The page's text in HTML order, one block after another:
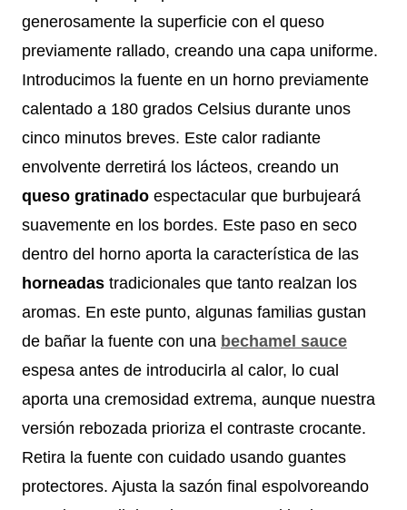
generosamente la superficie con el queso
previamente rallado, creando una capa uniforme.
Introducimos la fuente en un horno previamente
calentado a 180 grados Celsius durante unos
cinco minutos breves. Este calor radiante
envolvente derretirá los lácteos, creando un
queso gratinado espectacular que burbujeará
suavemente en los bordes. Este paso en seco
dentro del horno aporta la característica de las
horneadas tradicionales que tanto realzan los
aromas. En este punto, algunas familias gustan
de bañar la fuente con una bechamel sauce
espesa antes de introducirla al calor, lo cual
aporta una cremosidad extrema, aunque nuestra
versión rebozada prioriza el contraste crocante.
Retira la fuente con cuidado usando guantes
protectores. Ajusta la sazón final espolvoreando